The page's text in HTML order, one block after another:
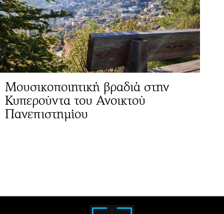
Μουσικοποιητική βραδιά στην
Κυπερούντα του Ανοικτού
Πανεπιστημίου